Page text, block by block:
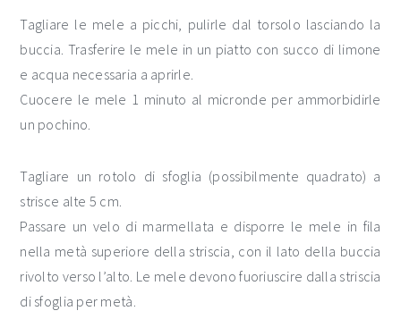
Tagliare le mele a picchi, pulirle dal torsolo lasciando la
buccia. Trasferire le mele in un piatto con succo di limone
e acqua necessaria a aprirle.
Cuocere le mele 1 minuto al micronde per ammorbidirle
un pochino.
Tagliare un rotolo di sfoglia (possibilmente quadrato) a
strisce alte 5 cm.
Passare un velo di marmellata e disporre le mele in fila
nella metà superiore della striscia, con il lato della buccia
rivolto verso l’alto. Le mele devono fuoriuscire dalla striscia
di sfoglia per metà.